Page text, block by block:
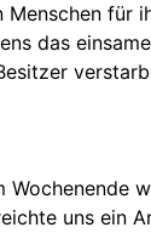
Menschen für
das
Wochenende
uns ein